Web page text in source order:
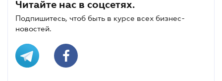
Читайте нас в соцсетях.
Подпишитесь, чтоб быть в курсе всех бизнес-
новостей.